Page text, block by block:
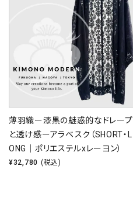
薄羽織ー漆黒の魅惑的なドレープ
と透け感ーアラベスク（SHORT・L
ONG｜ポリエステルxレーヨン）
¥32,780 (税込)